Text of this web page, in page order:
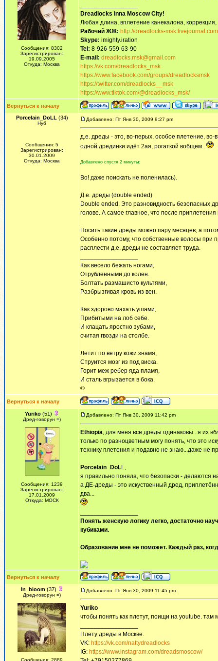
Сообщения: 8302
Зарегистрирован:
19.09.2005
Откуда: Москва
Dreadlocks inna Moscow Сity!
Любая длина, вплетение канекалона,
Рабочий ЖЖ: http://dreadlocks-
Skype: imighty.iration
Tel: 8-926-559-63-90
E-mail: dreadlocks.msk@gmail.com
https://vk.com/dreadlocks_msk
https://www.facebook.com/groups/dreadlocksmsk
https://twitter.com/dreadlocks__msk
https://www.tiktok.com/@dreadlocks_msk/
Вернуться к началу
Porcelain_DoLL (34)
Нуб
Сообщения: 5
Зарегистрирован:
30.01.2009
Откуда: Москва
Добавлено: Пт Янв 30, 2009 9:27 pm
д.е. дреды - это, во-перых, особое плетение, во-
одной дрединки идёт 2ая, рогаткой вобщем..
Добавлено спустя 2 минуты:
Во! даже поискать не поленилась).
Д.е. дреды (double ended)
Double ended. Это разновидность безопасных
голове. А самое главное, что после
Носить такие дреды можно пару месяцев, а
Особенно потому, что собственные волосы при
расплести д.е. дреды не составляет труда.
Как весело бежать ногами,
Отрубленными до колен.
Болтать размашисто культями,
Разбрызгивая кровь из вен.
Как здорово махать ушами,
Прибитыми на лоб себе.
И клацать яростно зубами,
считая гвозди на столбе.
Летит по ветру кожи знамя,
Струится мозг из под виска.
Горит меж ребер яда пламя,
И сталь вгрызается в бока.
©
Вернуться к началу
Yuriko (51)
Дред-говорун =)
Сообщения: 1239
Зарегистрирован:
17.01.2009
Откуда: МОСК
Добавлено: Пт Янв 30, 2009 11:42 pm
Ethiopia, для меня все дреды одинаковы...я их
только по разноцветным могу понять, что это
технику плетения и подавно не знаю...даже не
Porcelain_DoLL,
я правильно поняла, что безопаски - делаются
а ДЕ-дреды - это искуственный дред,
два...
Понять женскую логику легко, достаточно
кубиками.
Образование мне не поможет. Каждый раз,
Вернуться к началу
In_bloom(37)
Дред-говорун =)
Сообщения: 2889
Добавлено: Пт Янв 30, 2009 11:45 pm
Yuriko
чтобы понять как плетут, поищи на youtube. там
Плету дреды в Москве.
VK: https://vk.com/nattydreadlocks
IG: https://www.instagram.com/dreadsmoscow/